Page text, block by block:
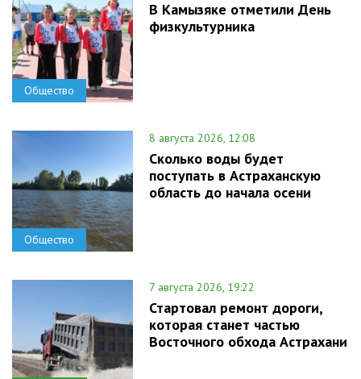
Общество
В Камызяке отметили День
физкультурника
Общество
8 августа 2026, 12:08
Сколько воды будет
поступать в Астраханскую
область до начала осени
7 августа 2026, 19:22
Стартовал ремонт дороги,
которая станет частью
Восточного обхода Астрахани